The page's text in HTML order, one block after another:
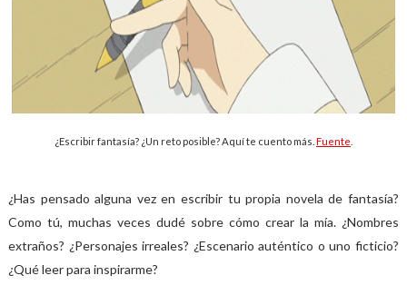
¿Escribir fantasía? ¿Un reto posible? Aquí te cuento más. Fuente
¿Has pensado alguna vez en escribir tu propia novela de fantasía?
Como tú, muchas veces dudé sobre cómo crear la mía. ¿Nombres
extraños? ¿Personajes irreales? ¿Escenario auténtico o uno ficticio?
¿Qué leer para inspirarme?